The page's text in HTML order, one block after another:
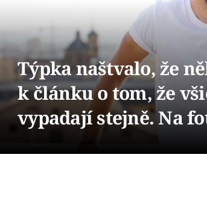
Týpka naštvalo, že
k článku o tom, že
vypadají stejně. Na